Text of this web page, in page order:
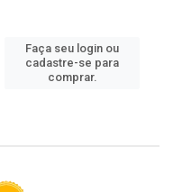
Faça seu login ou
cadastre-se para
comprar.